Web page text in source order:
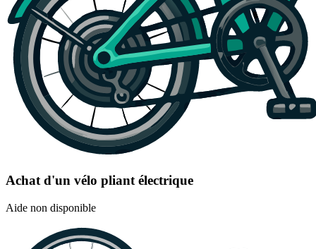
Achat d'un vélo pliant électrique
Aide non disponible